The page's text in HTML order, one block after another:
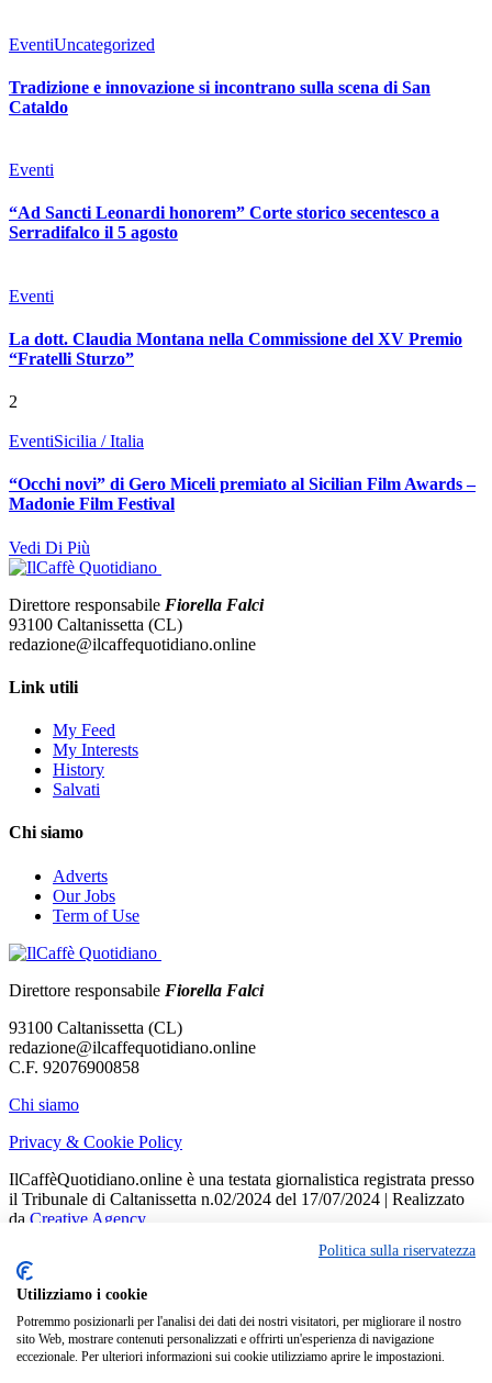
EventiUncategorized
Tradizione e innovazione si incontrano sulla scena di San
Cataldo
Eventi
“Ad Sancti Leonardi honorem” Corte storico secentesco a
Serradifalco il 5 agosto
Eventi
La dott. Claudia Montana nella Commissione del XV Premio
“Fratelli Sturzo”
2
EventiSicilia / Italia
“Occhi novi” di Gero Miceli premiato al Sicilian Film Awards –
Madonie Film Festival
Vedi Di Più
Direttore responsabile Fiorella Falci
93100 Caltanissetta (CL)
redazione@ilcaffequotidiano.online
Link utili
My Feed
My Interests
History
Salvati
Chi siamo
Adverts
Our Jobs
Term of Use
Direttore responsabile Fiorella Falci
93100 Caltanissetta (CL)
redazione@ilcaffequotidiano.online
C.F. 92076900858
Chi siamo
Privacy & Cookie Policy
IlCaffèQuotidiano.online è una testata giornalistica registrata presso
il Tribunale di Caltanissetta n.02/2024 del 17/07/2024 | Realizzato
da Creative Agency
Sign in to your account
Nome utente o indirizzo email
Politica sulla riservatezza
Utilizziamo i cookie
Potremmo posizionarli per l'analisi dei dati dei nostri visitatori, per migliorare il nostro
sito Web, mostrare contenuti personalizzati e offrirti un'esperienza di navigazione
eccezionale. Per ulteriori informazioni sui cookie utilizziamo aprire le impostazioni.